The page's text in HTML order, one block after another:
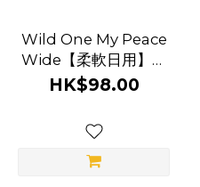
Wild One My Peace
Wide【柔軟日用】加
寬包莖矯正環 - 中碼
HK$98.00